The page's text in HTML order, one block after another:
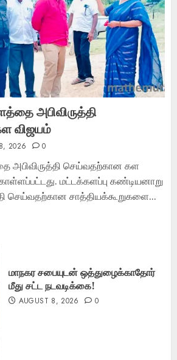
அபிவிருத்தி
விஜயம்
2026 0
அபிவிருத்தி செய்வதற்கான கள
மட்டக்களப்பு கண்டியனாறு
செய்வதற்கான சாத்தியக்கூறுகளை...
மாநகர சபையுடன் ஒத்துழைக்காதோர்
மீது சட்ட நடவடிக்கை!
AUGUST 8, 2026 0